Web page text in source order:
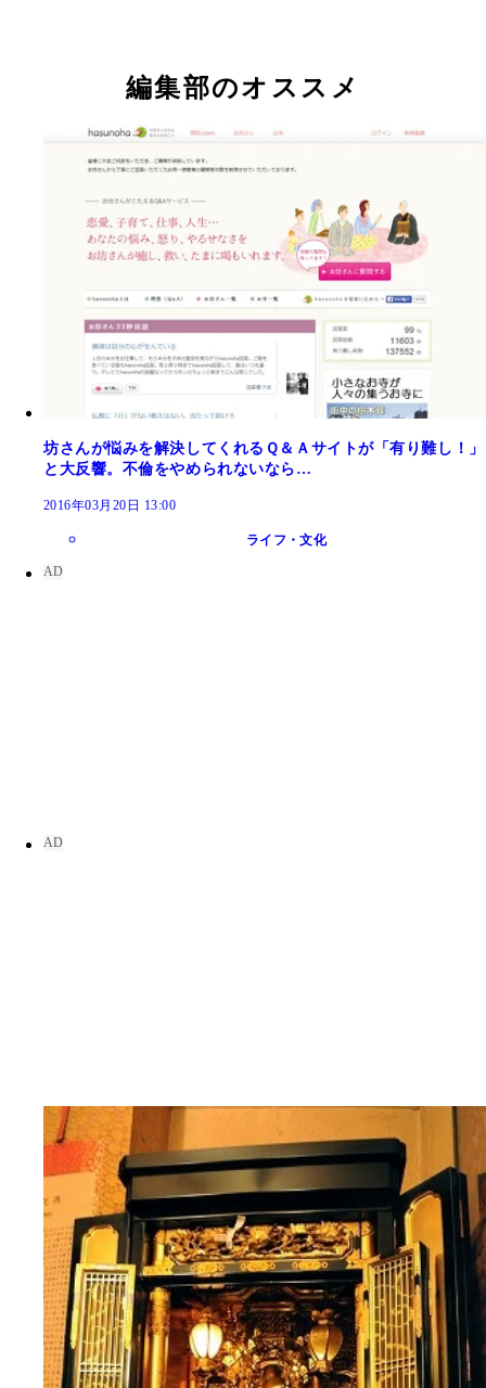
編集部のオススメ
坊さんが悩みを解決してくれるＱ＆Ａサイトが「有り難し！」
と大反響。不倫をやめられないなら…
2016年03月20日 13:00
ライフ・文化